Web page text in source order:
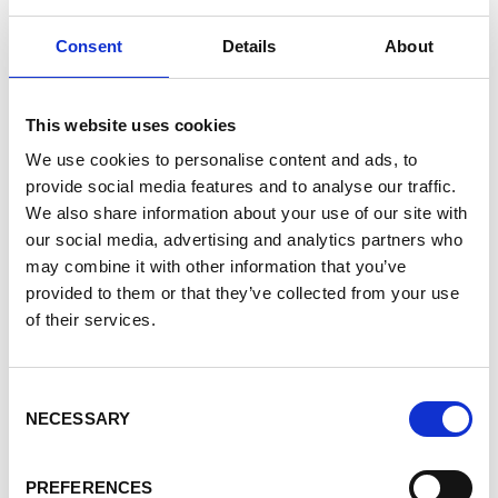
Consent Details About
This website uses cookies
We use cookies to personalise content and ads, to
provide social media features and to analyse our traffic.
We also share information about your use of our site with
our social media, advertising and analytics partners who
may combine it with other information that you’ve
provided to them or that they’ve collected from your use
of their services.
Selection
NECESSARY
PREFERENCES
03_CARNET-DE-COFFRAGE-CENTRE-MERE-ENFANTS.pdf
04_CAR1.pdf
05_NOT1.pdf
06_Tableaux-electriques-CME_Pouytenga.pdf
07_EXI1.pdf
01_Plans-darchitecture_SSC_Pouytenga.pdf
04_CAR1-1.pdf